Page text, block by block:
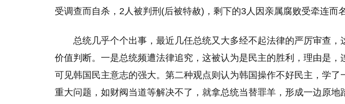
受调查而自杀，2人被判刑(后被特赦)，剩下的3人因亲属腐败受牵连而
总统几乎个个出事，最近几任总统又大多经不起法律的严厉审查，
价值判断。一是总统频遭法律追究，这被认为是民主的胜利，理由是，
可见韩国民主意志的强大。第二种观点则认为韩国操作不好民主，学了
重大问题，如财阀当道等解决不了，就拿总统当替罪羊，形成一边原地